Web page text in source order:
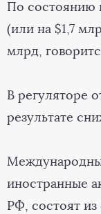
По состоянию
(или на $1,7
млрд,
В регуляторе
результате
иностранные
РФ, состоят из